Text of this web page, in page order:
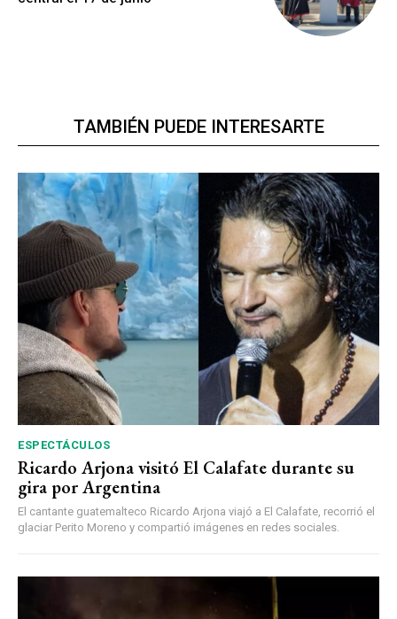
TAMBIÉN PUEDE INTERESARTE
ESPECTÁCULOS
Ricardo Arjona visitó El Calafate durante su
gira por Argentina
El cantante guatemalteco Ricardo Arjona viajó a El Calafate, recorrió el
glaciar Perito Moreno y compartió imágenes en redes sociales.